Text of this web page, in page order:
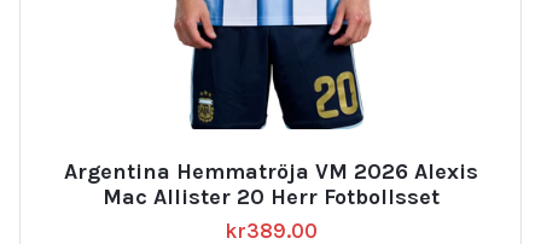
Argentina Hemmatröja VM 2026 Alexis
Mac Allister 20 Herr Fotbollsset
kr389.00